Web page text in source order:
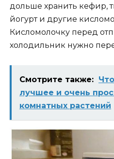
дольше хранить кефир,
йогурт и другие
Кисломолочку перед
холодильник нужно
Смотрите также:
лучшее и очень
комнатных растений